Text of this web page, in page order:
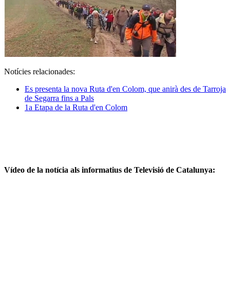
Notícies relacionades:
Es presenta la nova Ruta d'en Colom, que anirà des de Tarroja
de Segarra fins a Pals
1a Etapa de la Ruta d'en Colom
Vídeo de la notícia als informatius de Televisió de Catalunya: